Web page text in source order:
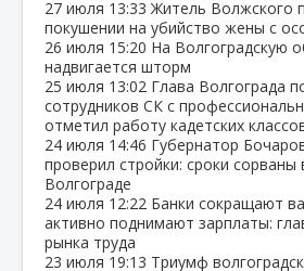
27 июля 13:33 Житель Волжского
покушении на убийство жены с
26 июля 15:20 На Волгоградскую
надвигается шторм
25 июля 13:02 Глава Волгограда
сотрудников СК с
отметил работу кадетских
24 июля 14:46 Губернатор
проверил стройки: сроки
Волгограде
24 июля 12:22 Банки сокращают
активно поднимают зарплаты:
рынка труда
23 июля 19:13 Триумф